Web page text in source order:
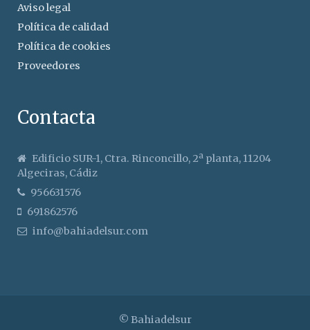
Aviso legal
Política de calidad
Política de cookies
Proveedores
Contacta
Edificio SUR-1, Ctra. Rinconcillo, 2ª planta, 11204
Algeciras, Cádiz
956631576
691862576
info@bahiadelsur.com
© Bahiadelsur